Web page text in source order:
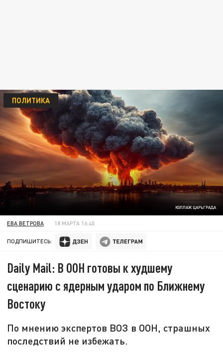
КОЛЛАЖ ЦАРЬГРАДА
ПОЛИТИКА
ЕВА ВЕТРОВА 18 МАРТА 16:40
ПОДПИШИТЕСЬ:
Daily Mail: В ООН готовы к худшему
сценарию с ядерным ударом по Ближнему
Востоку
По мнению экспертов ВОЗ в ООН, страшных
последствий не избежать.